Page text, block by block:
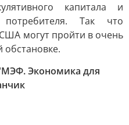
капитала и
Так что
могут пройти в очень
обстановке.
Экономика для